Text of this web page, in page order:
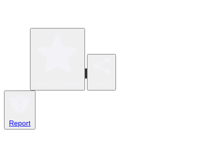
Report